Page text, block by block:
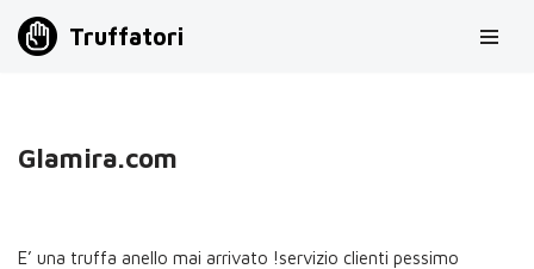
Truffatori
Glamira.com
E’ una truffa anello mai arrivato !servizio clienti pessimo